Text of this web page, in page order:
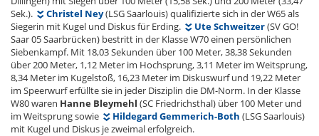
Sek.).
Christel Ney(LSG Saarlouis) qualifizierte sich in der W65 als
Siegerin mit Kugel und Diskus für Erding.
Ute Schweitzer(SV GO!
Saar 05 Saarbrücken) bestritt in der Klasse W70 einen persönlichen
Siebenkampf. Mit 18,03 Sekunden über 100 Meter, 38,38 Sekunden
über 200 Meter, 1,12 Meter im Hochsprung, 3,11 Meter im Weitsprung,
8,34 Meter im Kugelstoß, 16,23 Meter im Diskuswurf und 19,22 Meter
im Speerwurf erfüllte sie in jeder Disziplin die DM-Norm. In der Klasse
W80 waren Hanne Bleymehl (SC Friedrichsthal) über 100 Meter und
im Weitsprung sowie
Hildegard Gemmerich-Both (LSG Saarlouis)
mit Kugel und Diskus je zweimal erfolgreich.